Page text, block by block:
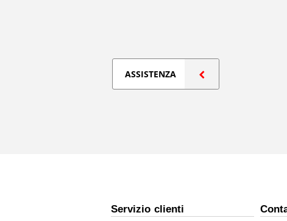
ASSISTENZA
Servizio clienti